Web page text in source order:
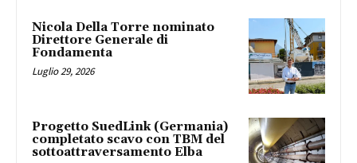
Nicola Della Torre nominato
Direttore Generale di
Fondamenta
Luglio 29, 2026
Progetto SuedLink (Germania)
completato scavo con TBM del
sottoattraversamento Elba